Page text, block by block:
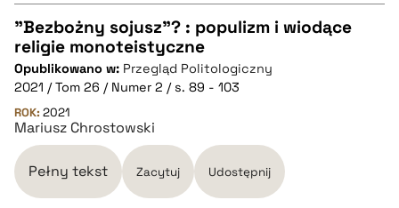
pobierz cytat
CZYSTY TEKST
pobierz cytat
BIBTEX
"Bezbożny sojusz"? : populizm i wiodące
religie monoteistyczne
Opublikowano w: Przegląd Politologiczny
2021 / Tom 26 / Numer 2 / s. 89 - 103
ROK: 2021
Mariusz Chrostowski
Pełny tekst Zacytuj Udostępnij